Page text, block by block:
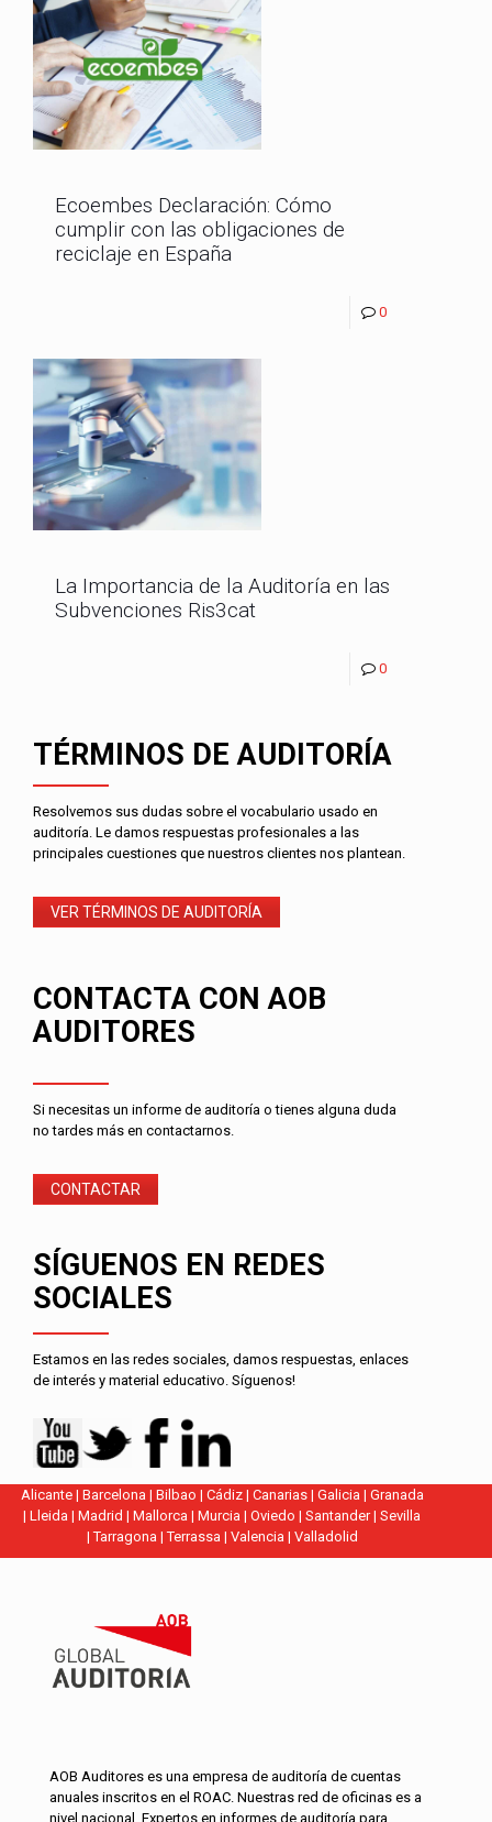
Ecoembes Declaración: Cómo
cumplir con las obligaciones de
reciclaje en España
0
La Importancia de la Auditoría en las
Subvenciones Ris3cat
0
TÉRMINOS DE AUDITORÍA
Resolvemos sus dudas sobre el vocabulario usado en
auditoría. Le damos respuestas profesionales a las
principales cuestiones que nuestros clientes nos plantean.
VER TÉRMINOS DE AUDITORÍA
CONTACTA CON AOB
AUDITORES
Si necesitas un informe de auditoría o tienes alguna duda
no tardes más en contactarnos.
CONTACTAR
SÍGUENOS EN REDES
SOCIALES
Estamos en las redes sociales, damos respuestas, enlaces
de interés y material educativo. Síguenos!
Alicante| Barcelona | Bilbao | Cádiz| Canarias| Galicia | Granada
|Lleida |Madrid |Mallorca |Murcia |Oviedo |Santander|Sevilla
|Tarragona |Terrassa | Valencia | Valladolid
AOB Auditores es una empresa de auditoría de cuentas
anuales inscritos en el ROAC. Nuestras red de oficinas es a
nivel nacional. Expertos en informes de auditoría para